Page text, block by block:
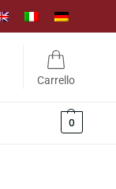
Carrello
0